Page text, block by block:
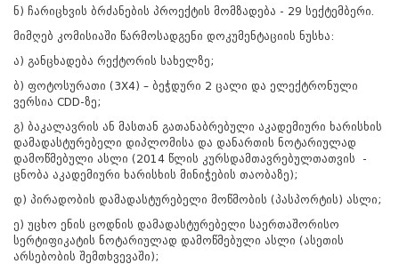
ნ) ჩარიცხვის ბრძანების პროექტის მომზადება - 29 სექტემბერი.
მიმღებ კომისიაში წარმოსადგენი დოკუმენტაციის ნუსხა:
ა) განცხადება რექტორის სახელზე;
ბ) ფოტოსურათი (3X4) – ბეჭდური 2 ცალი და ელექტრონული
ვერსია CDD-ზე;
გ) ბაკალავრის ან მასთან გათანაბრებული აკადემიური ხარისხის
დამადასტურებელი დიპლომისა და დანართის ნოტარიულად
დამოწმებული ასლი (2014 წლის კურსდამთავრებულთათვის -
ცნობა აკადემიური ხარისხის მინიჭების თაობაზე);
დ) პირადობის დამადასტურებელი მოწმობის (პასპორტის) ასლი;
ე) უცხო ენის ცოდნის დამადასტურებელი საერთაშორისო
სერტიფიკატის ნოტარიულად დამოწმებული ასლი (ასეთის
არსებობის შემთხვევაში);